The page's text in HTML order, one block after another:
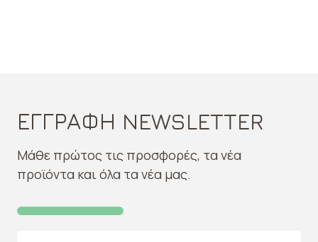
ΕΓΓΡΑΦΗ NEWSLETTER
Μάθε πρώτος τις προσφορές, τα νέα
προϊόντα και όλα τα νέα μας.